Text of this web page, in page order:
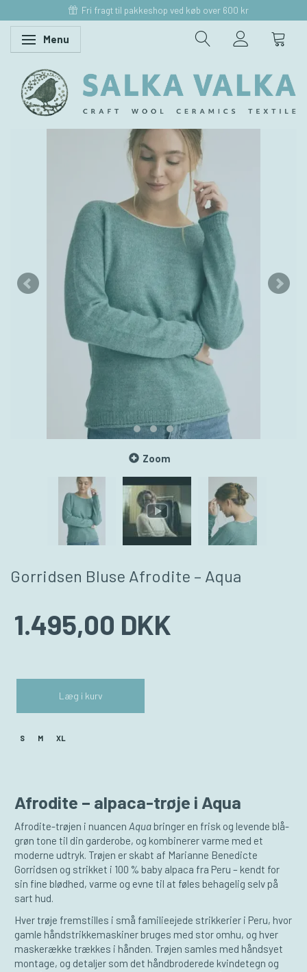
Fri fragt til pakkeshop ved køb over 600 kr
Skifte navigation
Menu
Zoom
Gorridsen Bluse Afrodite – Aqua
1.495,00 DKK
Læg i kurv
S M XL
Afrodite – alpaca-trøje i Aqua
Afrodite-trøjen i nuancen Aqua bringer en frisk og levende blå-
grøn tone til din garderobe, og kombinerer varme med et
moderne udtryk. Trøjen er skabt af Marianne Benedicte
Gorridsen og strikket i 100 % baby alpaca fra Peru – kendt for
sin fine blødhed, varme og evne til at føles behagelig selv på
sart hud.
Hver trøje fremstilles i små familieejede strikkerier i Peru, hvor
gamle håndstrikkemaskiner bruges med stor omhu, og hver
maskerække trækkes i hånden. Trøjen samles med håndsyet
montage, og detaljer som det håndbroderede kvindetegn og